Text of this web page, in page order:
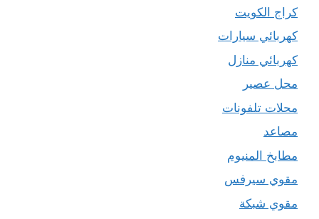
كراج الكويت
كهربائي سيارات
كهربائي منازل
محل عصير
محلات تلفونات
مصاعد
مطابخ المنيوم
مقوي سيرفس
مقوي شبكة